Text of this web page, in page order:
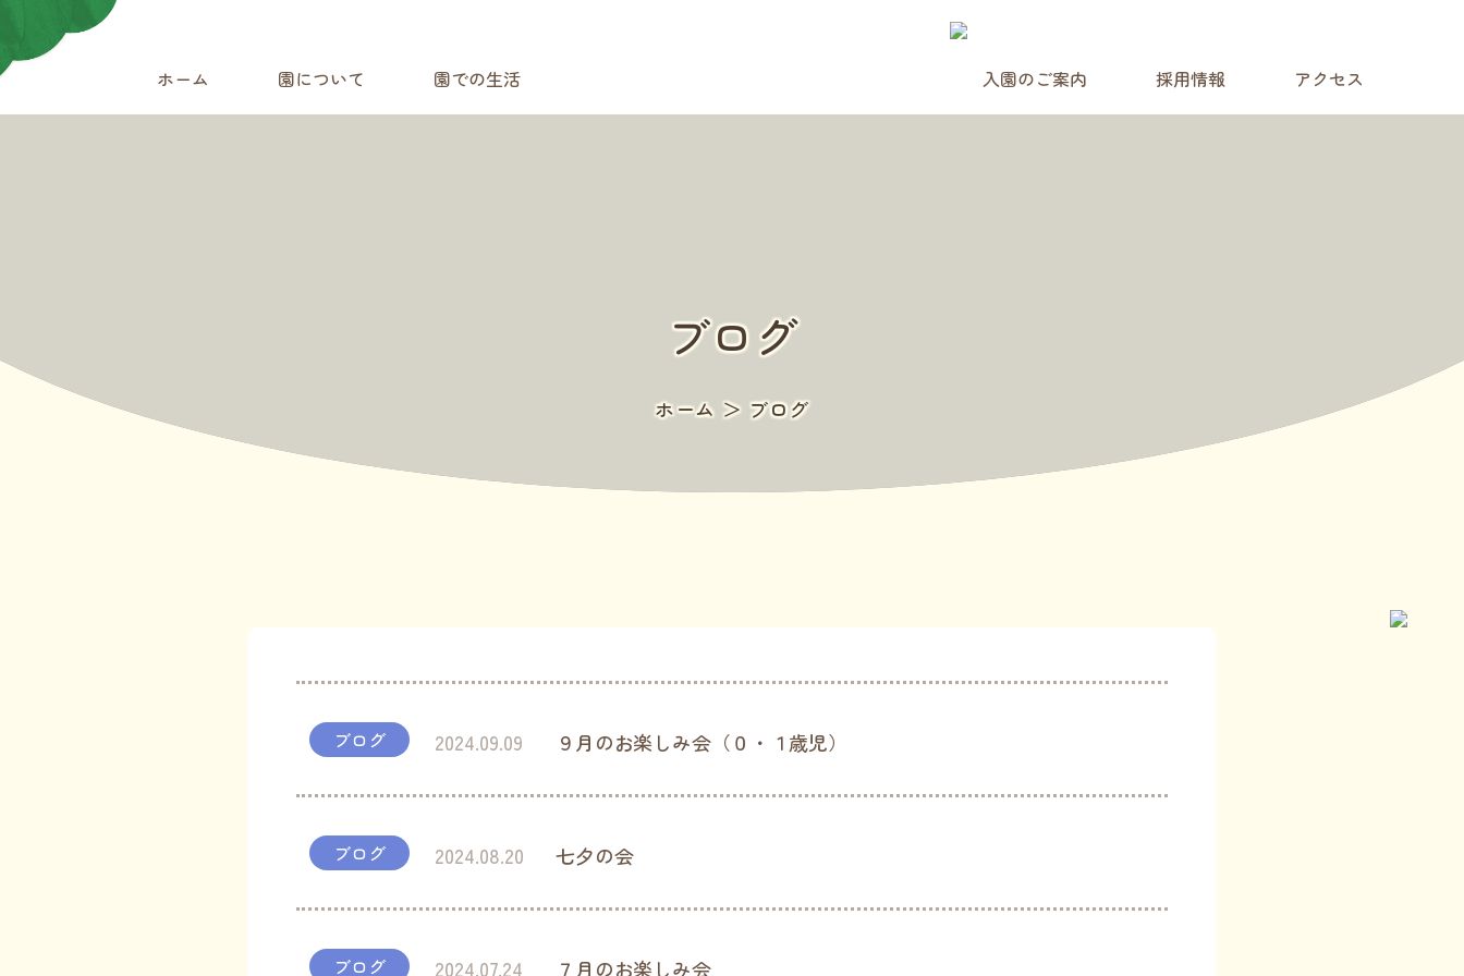
認定こども園 まこまないみどりまち保育園
ホーム 園について 園での生活 入園のご案内 採用情報 アクセス
ブログ
ホーム ＞ ブログ
ブログ 2024.09.09 ９月のお楽しみ会（０・１歳児）
ブログ 2024.08.20 七夕の会
ブログ 2024.07.24 ７月のお楽しみ会